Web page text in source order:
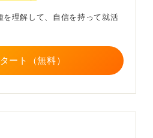
てどれくらいの強みがあるの
有効です。
合でも、簿記検定の取得や、現
たコミュニケーション能力、課
を理解して、自信を持って就活
ート（無料）